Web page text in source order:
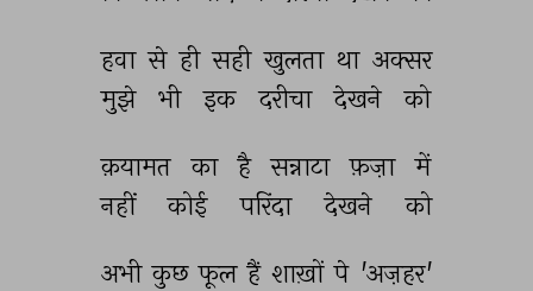
हवा से ही सही खुलता था अक्सर
मुझे
भी इक दरीचा देखने को
क़यामत का है सन्नाटा फ़ज़ा में
नहीं
कोई परिंदा देखने को
अभी कुछ फूल हैं शाख़ों पे 'अज़हर'